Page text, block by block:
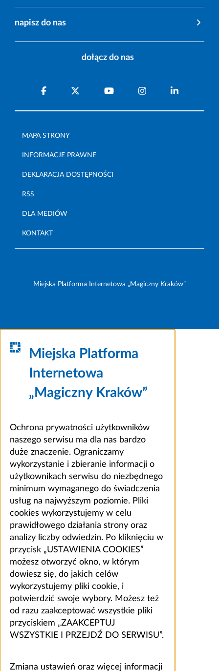
napisz do nas
dołącz do nas
MAPA STRONY
INFORMACJE PRAWNE
DEKLARACJA DOSTĘPNOŚCI
RSS
DLA MEDIÓW
KONTAKT
Miejska Platforma Internetowa „Magiczny Kraków”
Miejska Platforma
Internetowa
„Magiczny Kraków”
Ochrona prywatności użytkowników
naszego serwisu ma dla nas bardzo
duże znaczenie. Ograniczamy
wykorzystanie i zbieranie informacji o
użytkownikach serwisu do niezbędnego
minimum wymaganego do świadczenia
usług na najwyższym poziomie. Pliki
cookies wykorzystujemy w celu
prawidłowego działania strony oraz
analizy liczby odwiedzin. Po kliknięciu w
przycisk „USTAWIENIA COOKIES”
możesz otworzyć okno, w którym
dowiesz się, do jakich celów
wykorzystujemy pliki cookie, i
potwierdzić swoje wybory. Możesz też
od razu zaakceptować wszystkie pliki
przyciskiem „ZAAKCEPTUJ
WSZYSTKIE I PRZEJDŹ DO SERWISU”.
Zmiana ustawień oraz więcej informacji